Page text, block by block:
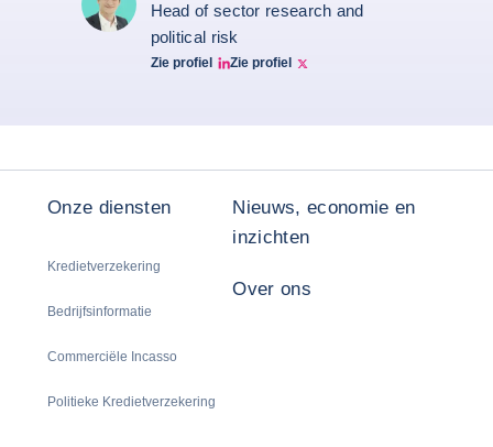
Head of sector research and
political risk
Zie profiel
Ruben Nizard linkedin
Zie profiel
Ruben Nizard twitter
Onze diensten
Kredietverzekering
Bedrijfsinformatie
Commerciële Incasso
Politieke Kredietverzekering
Nieuws, economie en
inzichten
Over ons